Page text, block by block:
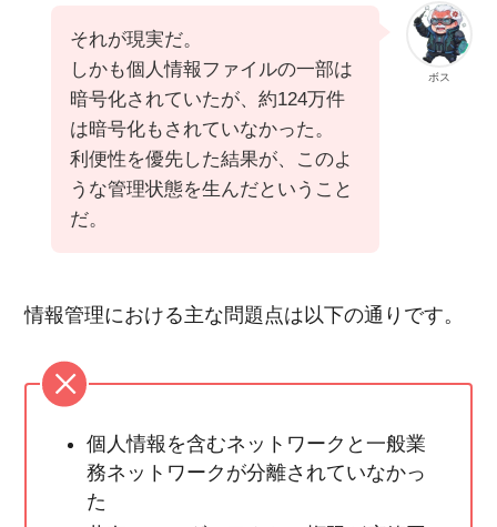
ボス
それが現実だ。
しかも個人情報ファイルの一部は
暗号化されていたが、約124万件
は暗号化もされていなかった。
利便性を優先した結果が、このよ
うな管理状態を生んだということ
だ。
情報管理における主な問題点は以下の通りです。
個人情報を含むネットワークと一般業
務ネットワークが分離されていなかっ
た